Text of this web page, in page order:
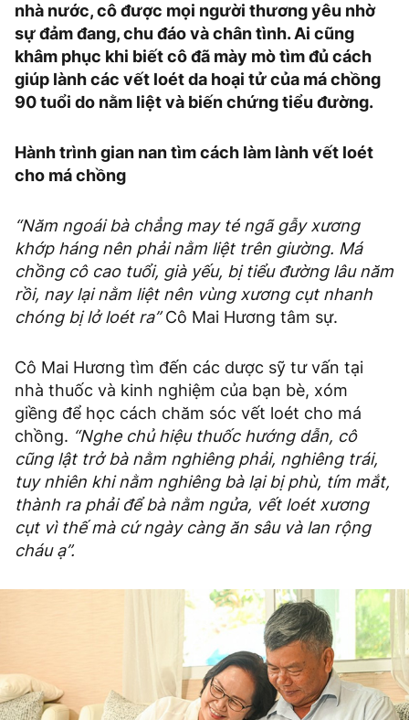
nhà nước, cô được mọi người thương yêu nhờ
sự đảm đang, chu đáo và chân tình. Ai cũng
khâm phục khi biết cô đã mày mò tìm đủ cách
giúp lành các vết loét da hoại tử của má chồng
90 tuổi do nằm liệt và biến chứng tiểu đường.
Hành trình gian nan tìm cách làm lành vết loét
cho má chồng
“Năm ngoái bà chẳng may té ngã gẫy xương
khớp háng nên phải nằm liệt trên giường. Má
chồng cô cao tuổi, già yếu, bị tiểu đường lâu năm
rồi, nay lại nằm liệt nên vùng xương cụt nhanh
chóng bị lở loét ra”Cô Mai Hương tâm sự.
Cô Mai Hương tìm đến các dược sỹ tư vấn tại
nhà thuốc và kinh nghiệm của bạn bè, xóm
giềng để học cách chăm sóc vết loét cho má
chồng. “Nghe chủ hiệu thuốc hướng dẫn, cô
cũng lật trở bà nằm nghiêng phải, nghiêng trái,
tuy nhiên khi nằm nghiêng bà lại bị phù, tím mắt,
thành ra phải để bà nằm ngửa, vết loét xương
cụt vì thế mà cứ ngày càng ăn sâu và lan rộng
cháu ạ”.